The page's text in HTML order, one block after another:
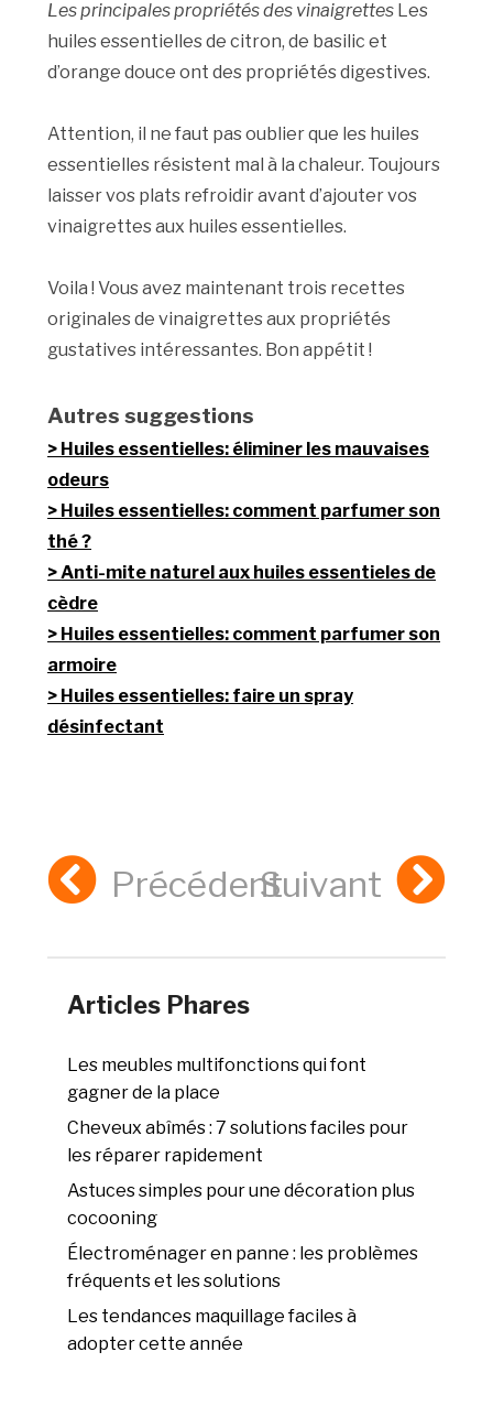
Les principales propriétés des vinaigrettes Les
huiles essentielles de citron, de basilic et
d’orange douce ont des propriétés digestives.
Attention, il ne faut pas oublier que les huiles
essentielles résistent mal à la chaleur. Toujours
laisser vos plats refroidir avant d’ajouter vos
vinaigrettes aux huiles essentielles.
Voila ! Vous avez maintenant trois recettes
originales de vinaigrettes aux propriétés
gustatives intéressantes. Bon appétit !
Autres suggestions
Huiles essentielles: éliminer les mauvaises
odeurs
Huiles essentielles: comment parfumer son
thé ?
Anti-mite naturel aux huiles essentieles de
cèdre
Huiles essentielles: comment parfumer son
armoire
Huiles essentielles: faire un spray
désinfectant
PrécédentSuivant
Articles Phares
Les meubles multifonctions qui font
gagner de la place
Cheveux abîmés : 7 solutions faciles pour
les réparer rapidement
Astuces simples pour une décoration plus
cocooning
Électroménager en panne : les problèmes
fréquents et les solutions
Les tendances maquillage faciles à
adopter cette année